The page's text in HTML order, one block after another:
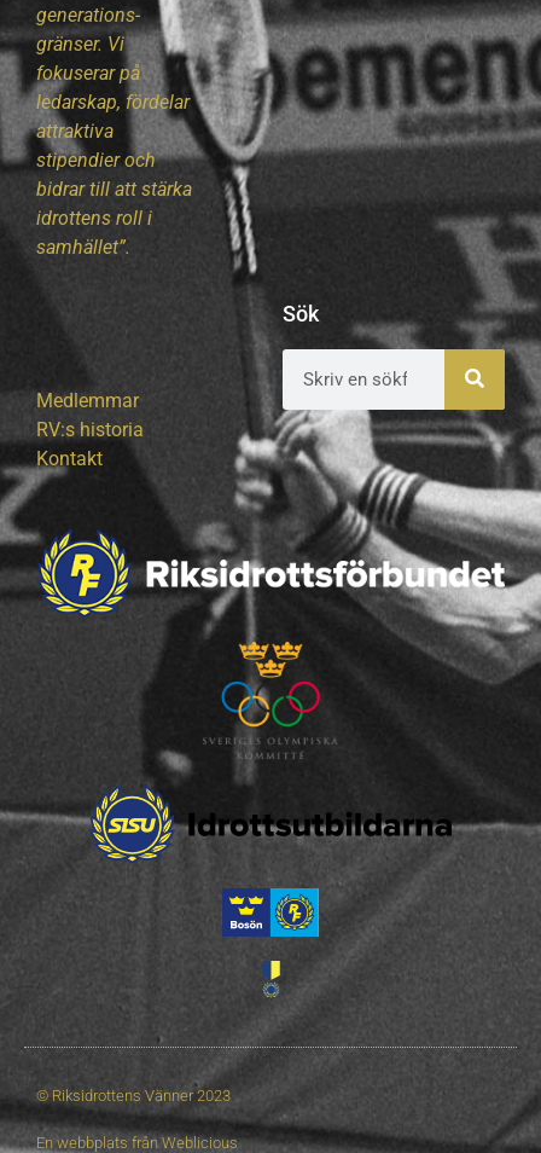
generations-
gränser. Vi
fokuserar på
ledarskap, fördelar
attraktiva
stipendier och
bidrar till att stärka
idrottens roll i
samhället”.
Medlemmar
RV:s historia
Kontakt
Sök
© Riksidrottens Vänner 2023
En webbplats frånWeblicious